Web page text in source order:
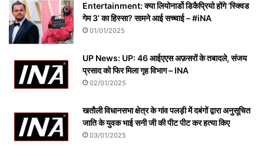
Entertainment: क्या लियोनार्डो डिकैप्रियो होंगे ‘स्क्विड
गेम 3’ का हिस्सा? सामने आई सच्चाई – #iNA
01/01/2025
UP News: UP: 46 आईएएस अफ़सरों के तबादले, संजय
प्रसाद को फिर मिला गृह विभाग – INA
02/01/2025
खतौली विधानसभा क्षेत्र के गांव पलड़ी में दबंगों द्वारा अनुसूचित
जाति के युवक भाई सनी जी की पीट पीट कर हत्या किए
03/01/2025